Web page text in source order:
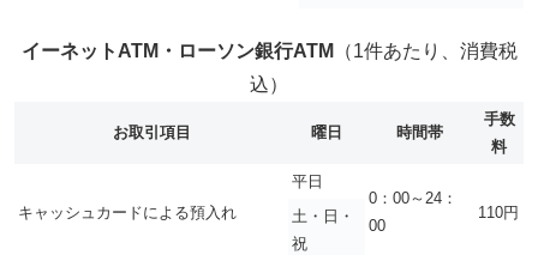
イーネットATM・ローソン銀行ATM （1件あたり、消費税
込）
お取引項目 曜日 時間帯
手数
料
キャッシュカードによる預入れ
平日
0：00～24：
00
110円
土・日・
祝